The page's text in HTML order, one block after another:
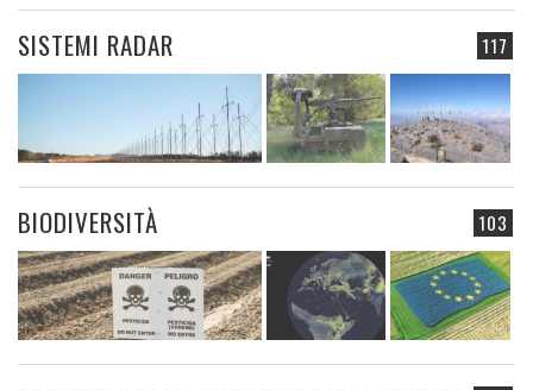
117
SISTEMI RADAR
103
BIODIVERSITÀ